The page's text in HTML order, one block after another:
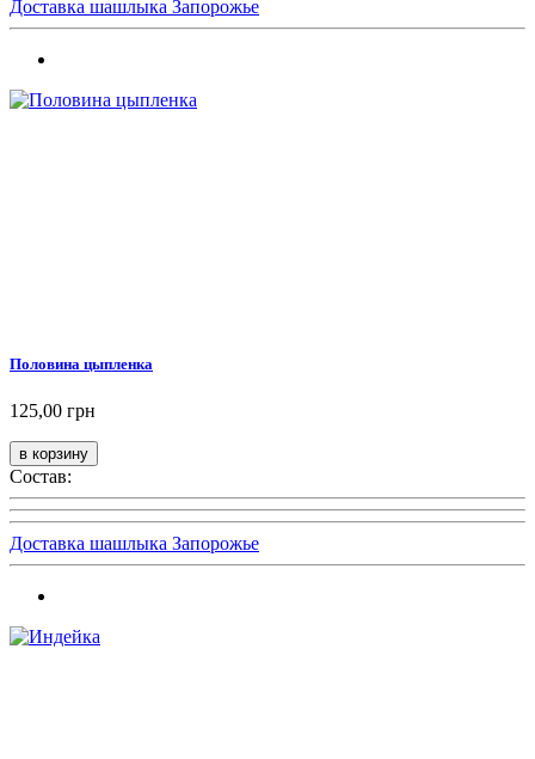
Доставка шашлыка Запорожье
Половина цыпленка
125,00 грн
Состав:
Доставка шашлыка Запорожье